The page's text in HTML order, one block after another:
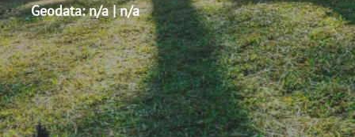
Geodata: n/a | n/a